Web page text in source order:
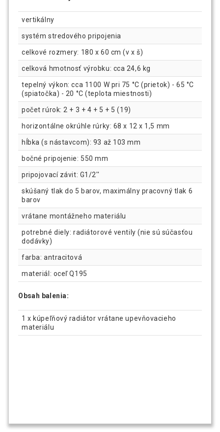
vertikálny
systém stredového pripojenia
celkové rozmery: 180 x 60 cm (v x š)
celková hmotnosť výrobku: cca 24,6 kg
tepelný výkon: cca 1100 W pri 75 °C (prietok) - 65 °C
(spiatočka) - 20 °C (teplota miestnosti)
počet rúrok: 2 + 3 + 4 + 5 + 5 (19)
horizontálne okrúhle rúrky: 68 x 12 x 1,5 mm
hĺbka (s nástavcom): 93 až 103 mm
bočné pripojenie: 550 mm
pripojovací závit: G1/2''
skúšaný tlak do 5 barov, maximálny pracovný tlak 6
barov
vrátane montážneho materiálu
potrebné diely: radiátorové ventily (nie sú súčasťou
dodávky)
farba: antracitová
materiál: oceľ Q195
Obsah balenia:
1 x kúpeľňový radiátor vrátane upevňovacieho
materiálu